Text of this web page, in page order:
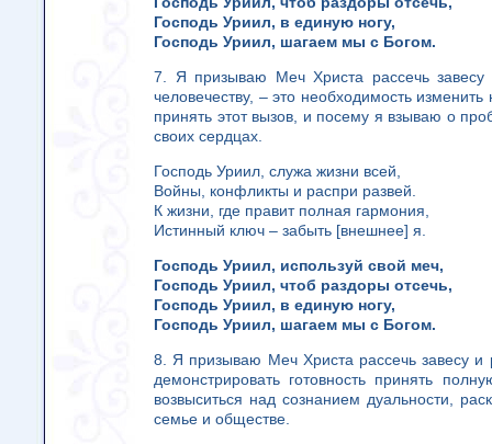
Господь Уриил, в единую ногу,
Господь Уриил, шагаем мы с Богом.
7. Я призываю Меч Христа рассечь завесу
человечеству, – это необходимость
принять этот вызов, и посему я взываю о
своих сердцах.
Господь Уриил, служа жизни всей,
Войны, конфликты и распри развей.
К жизни, где правит полная гармония,
Истинный ключ – забыть [внешнее] я.
Господь Уриил, используй свой меч,
Господь Уриил, чтоб раздоры отсечь,
Господь Уриил, в единую ногу,
Господь Уриил, шагаем мы с Богом.
8. Я призываю Меч Христа рассечь завесу и
демонстрировать готовность принять
возвыситься над сознанием дуальности,
семье и обществе.